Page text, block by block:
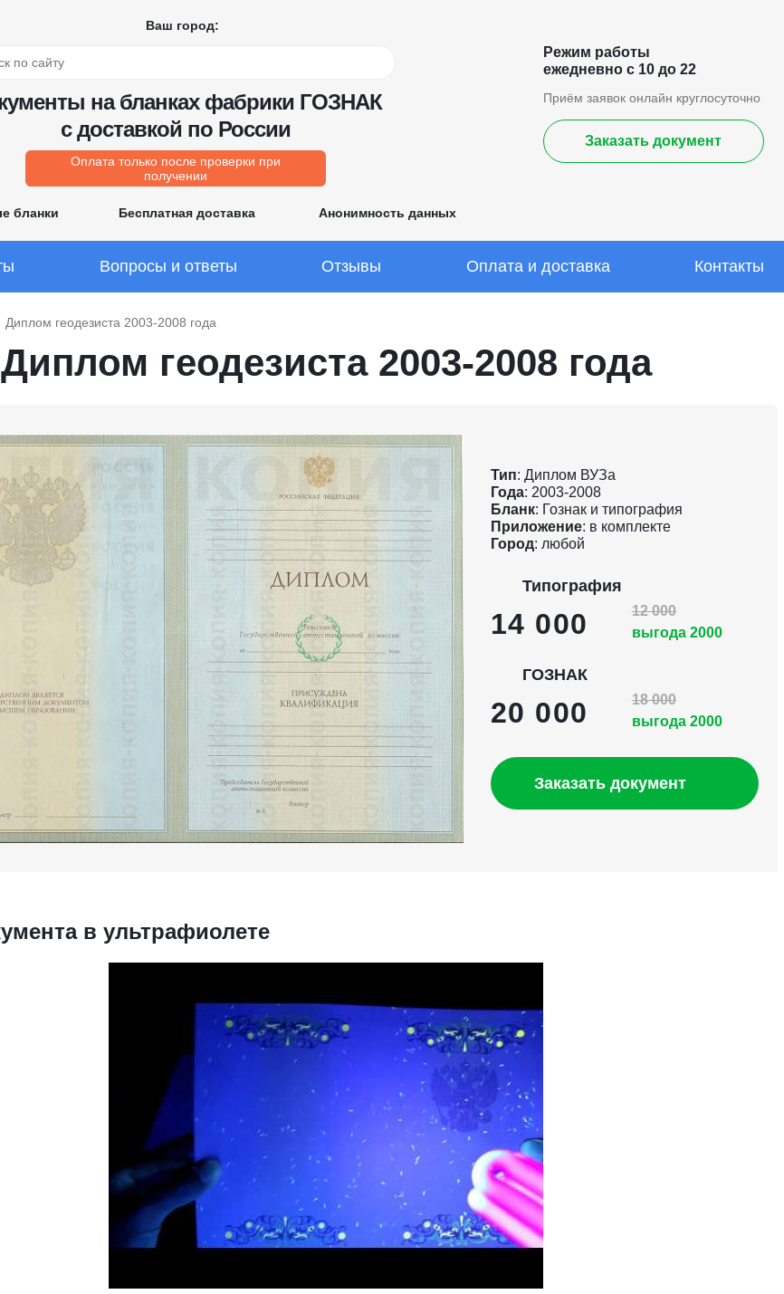
Ваш город:
на бланках фабрики ГОЗНАК
с доставкой по России
Оплата только после проверки при
получении
бланки Бесплатная доставка Анонимность данных
Режим работы
ежедневно с 10 до 22
Приём заявок онлайн круглосуточно
Заказать документ
Вопросы и ответы Отзывы Оплата и доставка Контакты
Диплом геодезиста 2003-2008 года
Диплом геодезиста 2003-2008 года
Тип: Диплом ВУЗа
Года: 2003-2008
Бланк: Гознак и типография
Приложение: в комплекте
Город: любой
Типография
14 000
12 000
выгода 2000
ГОЗНАК
20 000
18 000
выгода 2000
Заказать документ
в ультрафиолете